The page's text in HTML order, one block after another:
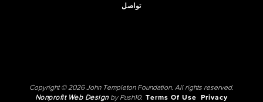
تواصل
Copyright © 2026 John Templeton Foundation. All rights reserved.
Nonprofit Web Designby Push10. Terms Of Use
Privacy